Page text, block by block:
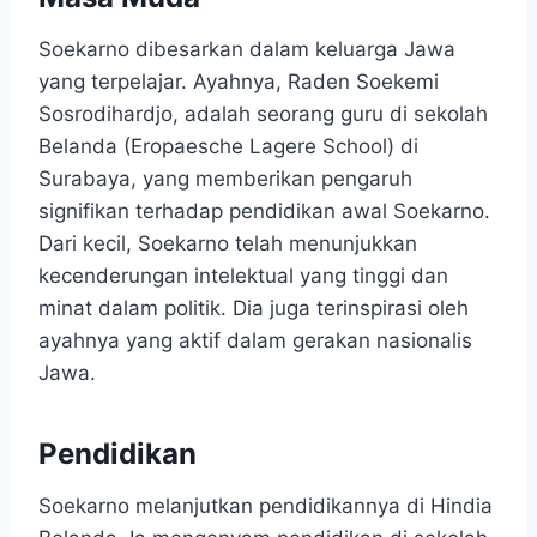
Soekarno dibesarkan dalam keluarga Jawa
yang terpelajar. Ayahnya, Raden Soekemi
Sosrodihardjo, adalah seorang guru di sekolah
Belanda (Eropaesche Lagere School) di
Surabaya, yang memberikan pengaruh
signifikan terhadap pendidikan awal Soekarno.
Dari kecil, Soekarno telah menunjukkan
kecenderungan intelektual yang tinggi dan
minat dalam politik. Dia juga terinspirasi oleh
ayahnya yang aktif dalam gerakan nasionalis
Jawa.
Pendidikan
Soekarno melanjutkan pendidikannya di Hindia